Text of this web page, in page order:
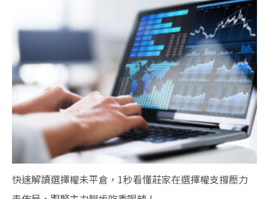
快速解讀選擇權未平倉，1秒看懂莊家在選擇權支撐壓力